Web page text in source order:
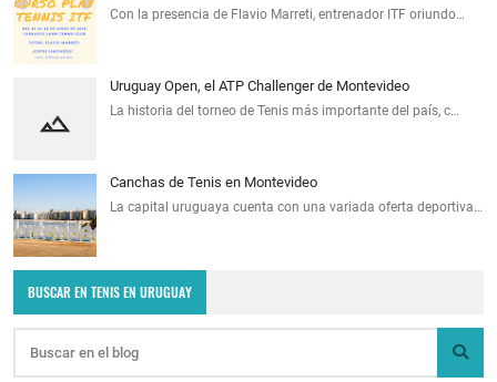
Con la presencia de Flavio Marreti, entrenador ITF oriundo…
Uruguay Open, el ATP Challenger de Montevideo
La historia del torneo de Tenis más importante del país, c…
Canchas de Tenis en Montevideo
La capital uruguaya cuenta con una variada oferta deportiva…
BUSCAR EN TENIS EN URUGUAY